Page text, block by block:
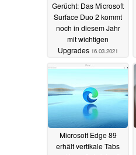
Gerücht: Das Microsoft
Surface Duo 2 kommt
noch in diesem Jahr
mit wichtigen
Upgrades 16.03.2021
Microsoft Edge 89
erhält vertikale Tabs